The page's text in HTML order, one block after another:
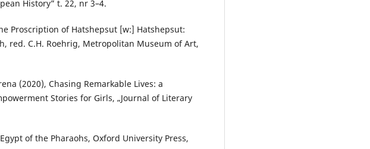
History” t. 22, nr 3–4.
Proscription of Hatshepsut [w:] Hatshepsut:
red. C.H. Roehrig, Metropolitan Museum of Art,
(2020), Chasing Remarkable Lives: a
Stories for Girls, „Journal of Literary
of the Pharaohs, Oxford University Press,